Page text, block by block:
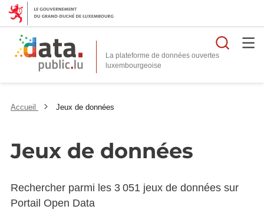
La plateforme de données ouvertes
Accueil Jeux de données
Jeux de données
Rechercher parmi les 3 051 jeux de données sur
Portail Open Data